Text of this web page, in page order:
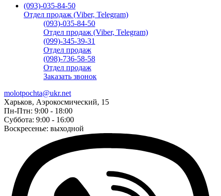
(093)-035-84-50
Отдел продаж (Viber, Telegram)
(093)-035-84-50
Отдел продаж (Viber, Telegram)
(099)-345-39-31
Отдел продаж
(098)-736-58-58
Отдел продаж
Заказать звонок
molotpochta@ukr.net
Харьков, Аэрокосмический, 15
Пн-Птн: 9:00 - 18:00
Суббота: 9:00 - 16:00
Воскресенье: выходной